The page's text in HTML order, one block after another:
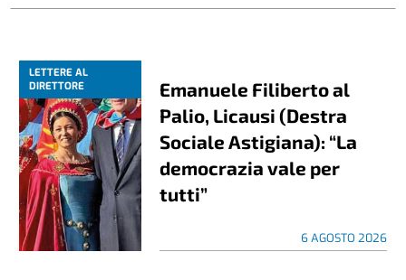
LETTERE AL
DIRETTORE
Emanuele Filiberto al
Palio, Licausi (Destra
Sociale Astigiana): “La
democrazia vale per
tutti”
6 AGOSTO 2026